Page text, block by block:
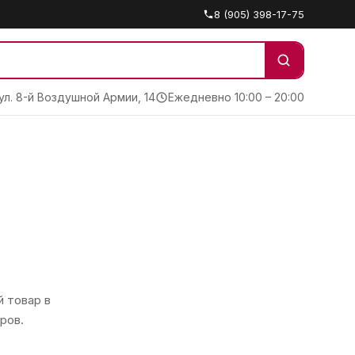
8 (905) 398-17-75
8-й Воздушной Армии, 14 Ежедневно 10:00 – 20:00
товар в